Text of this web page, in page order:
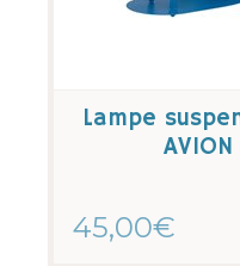
Lampe
AVION
45,00€